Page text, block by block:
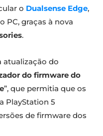
o Dualsense Edge,
graças à nova
.
atualização do
do firmware do
”, que permitia que os
PlayStation 5
de firmware dos